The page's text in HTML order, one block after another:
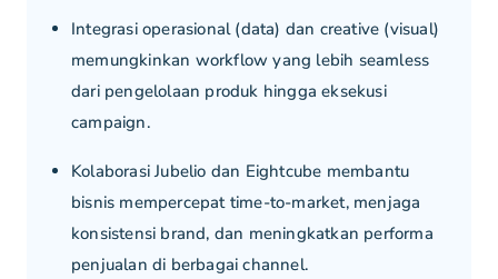
Integrasi operasional (data) dan creative (visual)
memungkinkan workflow yang lebih seamless
dari pengelolaan produk hingga eksekusi
campaign.
Kolaborasi Jubelio dan Eightcube membantu
bisnis mempercepat time-to-market, menjaga
konsistensi brand, dan meningkatkan performa
penjualan di berbagai channel.